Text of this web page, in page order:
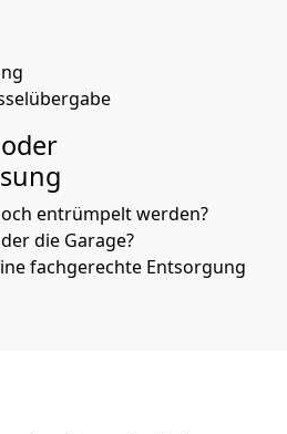
entrümpelt werden?
die Garage?
fachgerechte Entsorgung